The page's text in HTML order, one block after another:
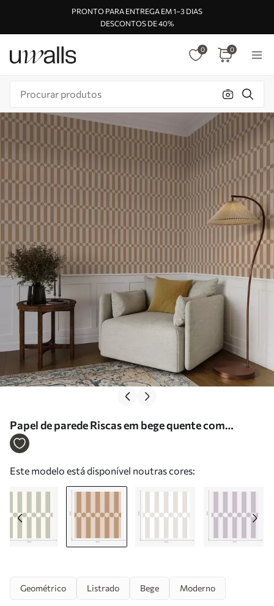
PRONTO PARA ENTREGA EM 1–3 DIAS
DESCONTOS DE 40%
0 0
Papel de parede Riscas em bege quente com
círculos no centro Nr. a01186v1
Este modelo está disponível noutras cores:
Geométrico Listrado Bege Moderno